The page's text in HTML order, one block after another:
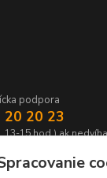
podpora
20 20 23
13-15 hod.) ak